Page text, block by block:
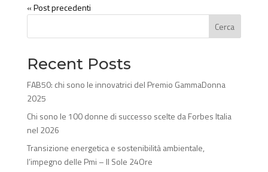
« Post precedenti
Cerca
Recent Posts
FAB50: chi sono le innovatrici del Premio GammaDonna
2025
Chi sono le 100 donne di successo scelte da Forbes Italia
nel 2026
Transizione energetica e sostenibilità ambientale,
l’impegno delle Pmi – Il Sole 24Ore